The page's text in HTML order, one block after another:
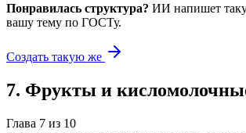
Понравилась структура? ИИ напишет
вашу тему по ГОСТу.
Создать такую же
7. Фрукты и
Глава 7 из 10